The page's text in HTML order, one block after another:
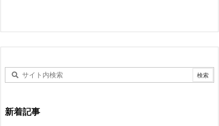
新着記事